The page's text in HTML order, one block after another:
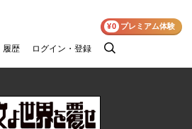
履歴 ログイン・登録
検
¥0 プレミアム体験